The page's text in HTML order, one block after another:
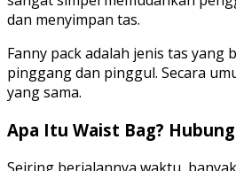
dan menyimpan tas.
Fanny pack adalah jenis tas yang
pinggang dan pinggul. Secara
yang sama.
Apa Itu Waist Bag?
Seiring berjalannya waktu,